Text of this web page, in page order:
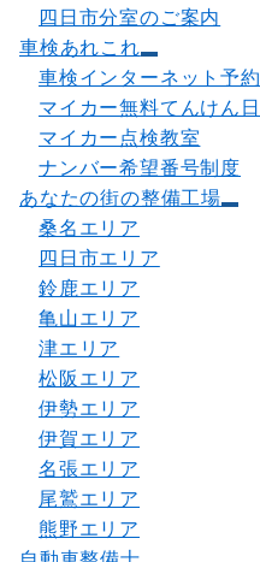
四日市分室のご案内
車検あれこれ
車検インターネット予約
マイカー無料てんけん日
マイカー点検教室
ナンバー希望番号制度
あなたの街の整備工場
桑名エリア
四日市エリア
鈴鹿エリア
亀山エリア
津エリア
松阪エリア
伊勢エリア
伊賀エリア
名張エリア
尾鷲エリア
熊野エリア